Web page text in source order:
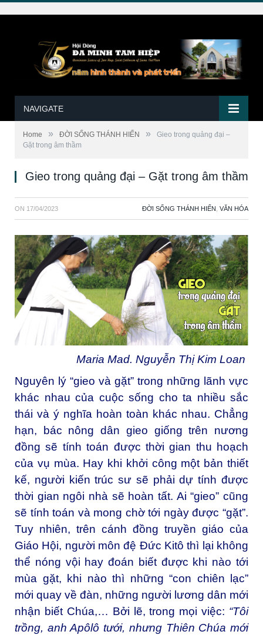
NAVIGATE
Home » ĐỜI SỐNG THÁNH HIẾN »
Gieo trong quảng đại –
Gặt trong âm thầm
Gieo trong quảng đại – Gặt trong âm thầm
ON 17/04/2023 ĐỜI SỐNG THÁNH HIẾN VĂN HÓA
Maria Mad. Nguyễn Thị Kim Loan
Nguyên lý “gieo và gặt” trong những lãnh vực
khác nhau của cuộc sống cho ta nhiều sắc
thái và ý nghĩa hoàn toàn khác nhau. Chẳng
hạn, bác nông dân gieo giống trên nương
đồng sẽ tính toán được thời gian thu hoạch
của vụ mùa. Hay khi khởi công một bản thiết
kế, người kiến trúc sư sẽ phải dự tính được
thời gian ngôi nhà sẽ hoàn tất. Ai “gieo” cũng
sẽ tính toán và mong chờ tới ngày được “gặt”.
Tuy nhiên, trên cánh đồng truyền giáo của
Giáo Hội, người môn đệ Đức Kitô thì lại không
thể nóng vội hay đoán biết được khi nào tới
mùa gặt, khi nào thì những “con chiên lạc”
mới quay về đàn, những người lương dân mới
nhận biết Chúa,… Bởi lẽ, trong mọi việc: “Tôi
trồng, anh Apôlô tưới, nhưng Thiên Chúa mới